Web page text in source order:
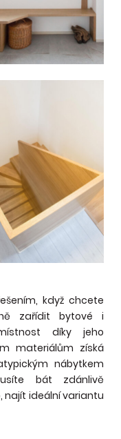
když chcete
zařídit bytové i
díky jeho
materiálům získá
nábytkem
bát zdánlivě
najít ideální variantu